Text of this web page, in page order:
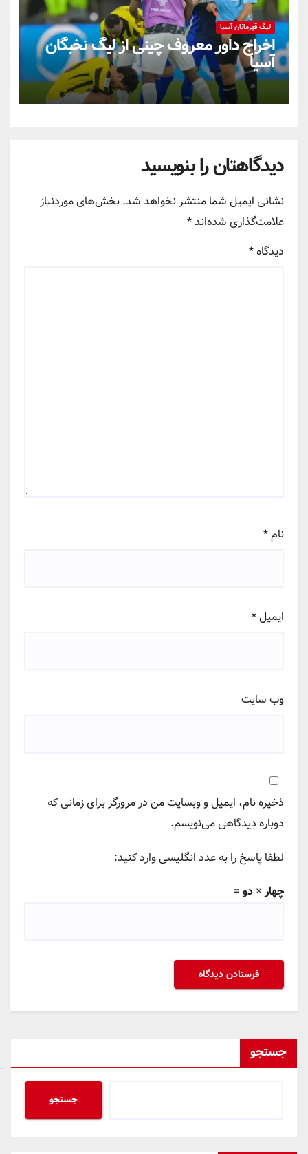
لیگ قهرمانان آسیا
اخراج داور معروف چینی از لیگ نخبگان
آسیا
دیدگاهتان را بنویسید
نشانی ایمیل شما منتشر نخواهد شد. بخش‌های موردنیاز
علامت‌گذاری شده‌اند*
دیدگاه*
نام*
ایمیل*
وب‌ سایت
ذخیره نام، ایمیل و وبسایت من در مرورگر برای زمانی که
دوباره دیدگاهی می‌نویسم.
لطفا پاسخ را به عدد انگلیسی وارد کنید:
چهار × دو =
جستجو
جستجو